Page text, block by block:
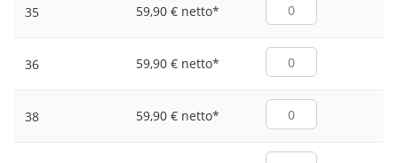
35 59,90 € netto*
36 59,90 € netto*
38 59,90 € netto*